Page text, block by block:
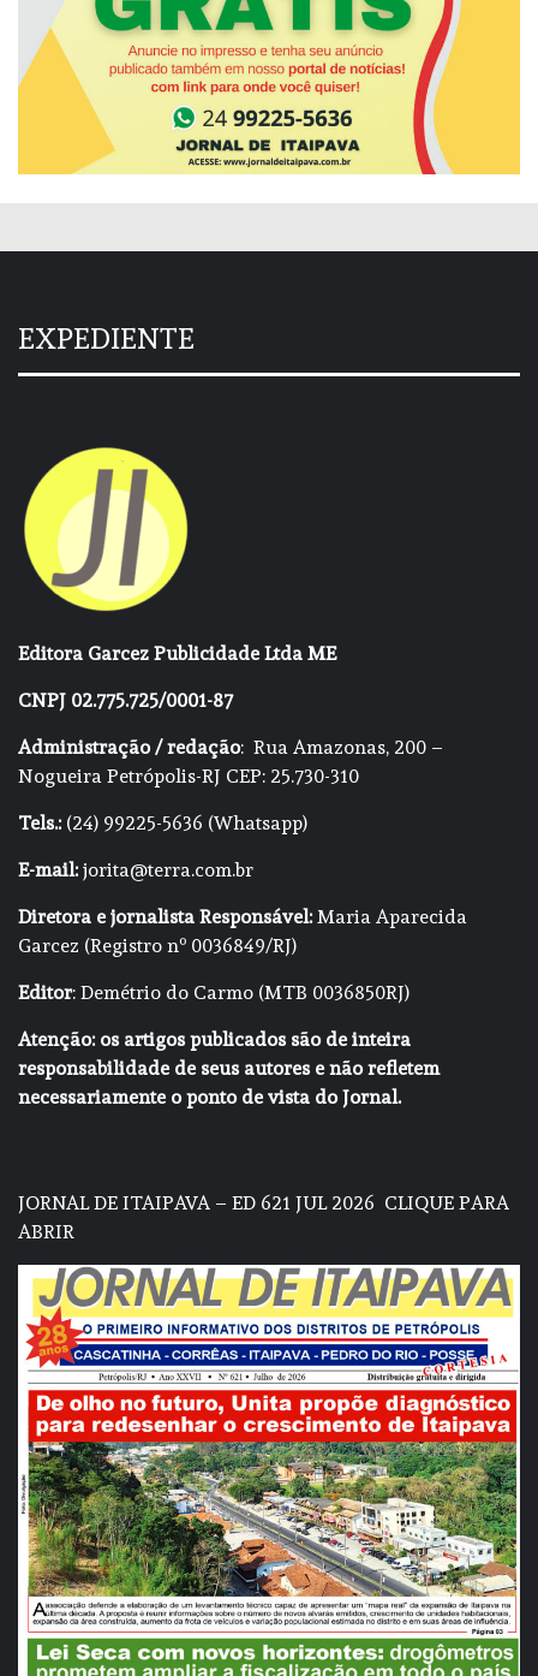
EXPEDIENTE
Editora Garcez Publicidade Ltda ME
CNPJ 02.775.725/0001-87
Administração / redação: Rua Amazonas, 200 –
Nogueira Petrópolis-RJ CEP: 25.730-310
Tels.:(24) 99225-5636 (Whatsapp)
E-mail:jorita@terra.com.br
Diretora e jornalista Responsável:Maria Aparecida
Garcez (Registro nº 0036849/RJ)
Editor: Demétrio do Carmo (MTB 0036850RJ)
Atenção: os artigos publicados são de inteira
responsabilidade de seus autores e não refletem
necessariamente o ponto de vista do Jornal.
JORNAL DE ITAIPAVA – ED 621 JUL 2026 CLIQUE PARA
ABRIR